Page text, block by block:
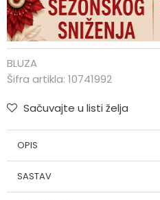
BLUZA
Šifra artikla: 10741992
Sačuvajte u listi želja
OPIS
SASTAV